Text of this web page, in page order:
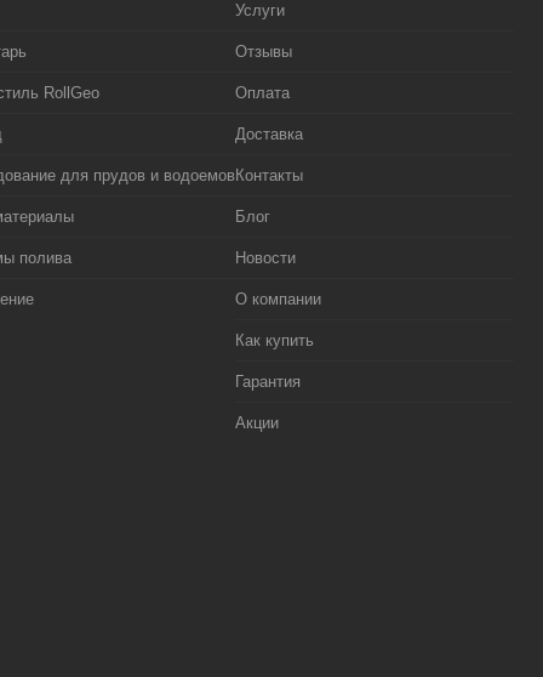
RollGeo
для прудов и водоемов
полива
Услуги
Отзывы
Оплата
Доставка
Контакты
Блог
Новости
О компании
Как купить
Гарантия
Акции